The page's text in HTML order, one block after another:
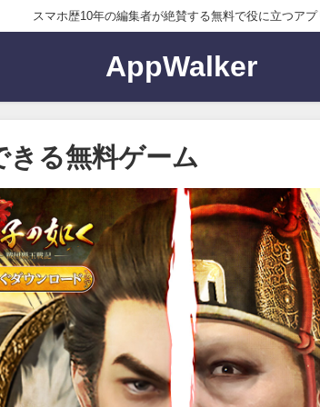
スマホ歴10年の編集者が絶賛する無料で役に立つアプ
AppWalker
きる無料ゲーム